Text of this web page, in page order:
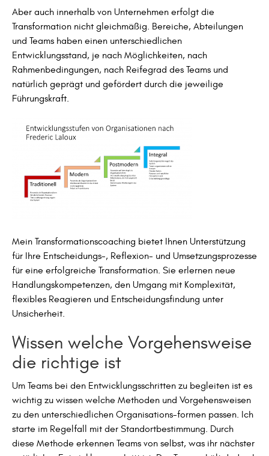
Aber auch innerhalb von Unternehmen erfolgt die
Transformation nicht gleichmäßig. Bereiche, Abteilungen
und Teams haben einen unterschiedlichen
Entwicklungsstand, je nach Möglichkeiten, nach
Rahmenbedingungen, nach Reifegrad des Teams und
natürlich geprägt und gefördert durch die jeweilige
Führungskraft.
Mein Transformationscoaching bietet Ihnen Unterstützung
für Ihre Entscheidungs-, Reflexion- und Umsetzungsprozesse
für eine erfolgreiche Transformation. Sie erlernen neue
Handlungskompetenzen, den Umgang mit Komplexität,
flexibles Reagieren und Entscheidungsfindung unter
Unsicherheit.
Wissen welche Vorgehensweise
die richtige ist
Um Teams bei den Entwicklungsschritten zu begleiten ist es
wichtig zu wissen welche Methoden und Vorgehensweisen
zu den unterschiedlichen Organisations-formen passen. Ich
starte im Regelfall mit der Standortbestimmung. Durch
diese Methode erkennen Teams von selbst, was ihr nächster